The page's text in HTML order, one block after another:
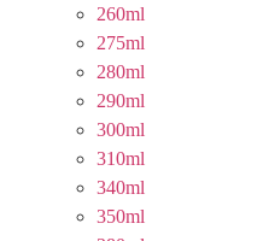
260ml
275ml
280ml
290ml
300ml
310ml
340ml
350ml